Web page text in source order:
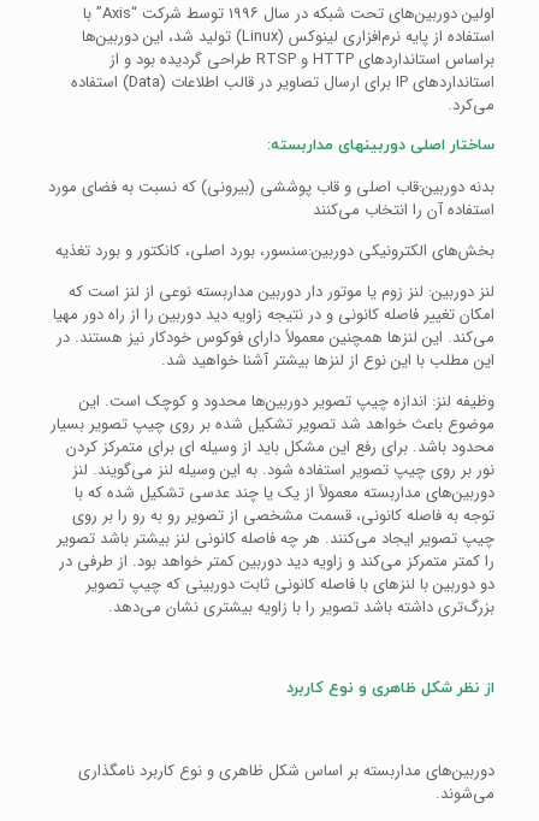
اولین دوربین‌های تحت شبکه در سال ۱۹۹۶ توسط شرکت “Axis” با
استفاده از پایه نرم‌افزاری لینوکس (Linux) تولید شد، این دوربین‌ها
براساس استانداردهای HTTP و RTSP طراحی گردیده بود و از
استانداردهای IP برای ارسال تصاویر در قالب اطلاعات (Data) استفاده
می‌کرد.
ساختار اصلی دوربینهای مداربسته:
بدنه دوربین:قاب اصلی و قاب پوششی (بیرونی) که نسبت به فضای مورد
استفاده آن را انتخاب می‌کنند
بخش‌های الکترونیکی دوربین:سنسور، بورد اصلی، کانکتور و بورد تغذیه
لنز دوربین: لنز زوم یا موتور دار دوربین مداربسته نوعی از لنز است که
امکان تغییر فاصله کانونی و در نتیجه زاویه دید دوربین را از راه دور مهیا
می‌کند. این لنزها همچنین معمولاً دارای فوکوس خودکار نیز هستند. در
این مطلب با این نوع از لنزها بیشتر آشنا خواهید شد.
وظیفه لنز: اندازه چیپ تصویر دوربین‌ها محدود و کوچک است. این
موضوع باعث خواهد شد تصویر تشکیل شده بر روی چیپ تصویر بسیار
محدود باشد. برای رفع این مشکل باید از وسیله ای برای متمرکز کردن
نور بر روی چیپ تصویر استفاده شود. به این وسیله لنز می‌گویند. لنز
دوربین‌های مداربسته معمولاً از یک یا چند عدسی تشکیل شده که با
توجه به فاصله کانونی، قسمت مشخصی از تصویر رو به رو را بر روی
چیپ تصویر ایجاد می‌کنند. هر چه فاصله کانونی لنز بیشتر باشد تصویر
را کمتر متمرکز می‌کند و زاویه دید دوربین کمتر خواهد بود. از طرفی در
دو دوربین با لنزهای با فاصله کانونی ثابت دوربینی که چیپ تصویر
بزرگ‌تری داشته باشد تصویر را با زاویه بیشتری نشان می‌دهد.
از نظر شکل ظاهری و نوع کاربرد
دوربین‌های مداربسته بر اساس شکل ظاهری و نوع کاربرد نامگذاری
می‌شوند.